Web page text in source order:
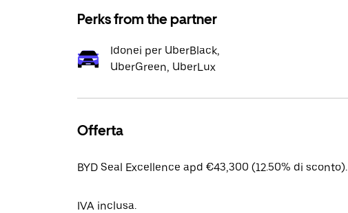
Perks from the partner
Idonei per UberBlack,
UberGreen, UberLux
Offerta
BYD Seal Excellence apd €43,300 (12.50% di sconto).
IVA inclusa.